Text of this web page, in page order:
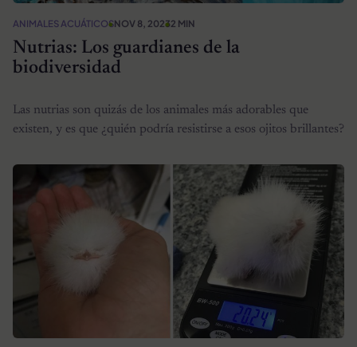
ANIMALES ACUÁTICOSNOV 8, 20232 MIN
Nutrias: Los guardianes de la
biodiversidad
Las nutrias son quizás de los animales más adorables que
existen, y es que ¿quién podría resistirse a esos ojitos brillantes?